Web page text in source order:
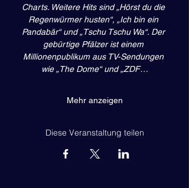
Charts. Weitere Hits sind „Hörst du die
Regenwürmer husten“, „Ich bin ein
Pandabär“ und „Tschu Tschu Wa“. Der
gebürtige Pfälzer ist einem
Millionenpublikum aus TV-Sendungen
wie „The Dome“ und „ZDF…
Mehr anzeigen
Diese Veranstaltung teilen